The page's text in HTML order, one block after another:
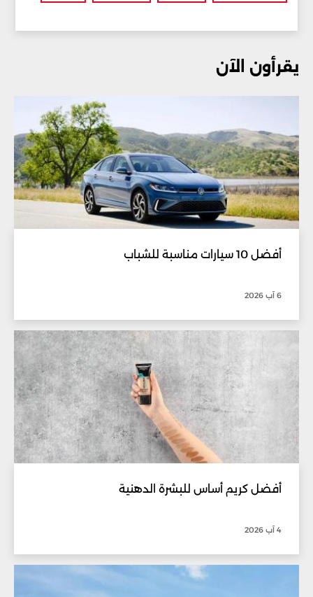
يقرأون الآن
أفضل 10 سيارات مناسبة للشباب
6 آب 2026
أفضل كريم أساس للبشرة الدهنية
4 آب 2026